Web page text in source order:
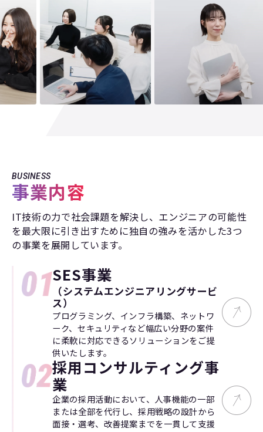
BUSINESS
事業内容
IT技術の力で社会課題を解決し、エンジニアの可能性
を最大限に引き出すために独自の強みを活かした3つ
の事業を展開しています。
SES事業
（システムエンジニアリングサービ
ス）
プログラミング、インフラ構築、ネットワ
ーク、セキュリティなど幅広い分野の案件
に柔軟に対応できるソリューションをご提
供いたします。
採用コンサルティング事
業
企業の採用活動において、人事機能の一部
または全部を代行し、採用戦略の設計から
面接・選考、改善提案までを一貫して支援